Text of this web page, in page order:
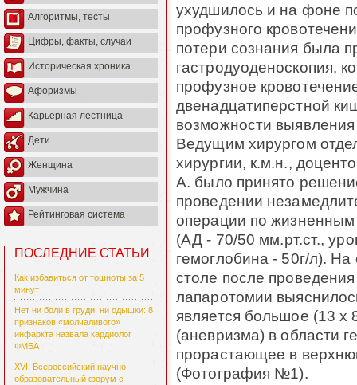
Алгоритмы, тесты
Цифры, факты, случаи
Историческая хроника
Афоризмы
Карьерная лестница
Дети
Женщина
Мужчина
Рейтинговая система
ПОСЛЕДНИЕ СТАТЬИ
Как избавиться от тошноты за 5
минут
Нет ни боли в груди, ни одышки: 8
признаков «молчаливого»
инфаркта назвала кардиолог
ФМБА
XVII Всероссийский научно-
образовательный форум с
ухудшилось и на фоне
профузного
потери сознания была
гастродуоденоскопия,
профузное
двенадцатиперстной
возможности выявления
Ведущим хирургом
хирургии, к.м.н.,
А. было принято
проведении
операции по жизненным
(АД - 70/50 мм.рт.ст.,
гемоглобина - 50г/л).
столе после
лапаротомии
является большое (13
(аневризма) в области
прорастающее в
(Фотография №1).